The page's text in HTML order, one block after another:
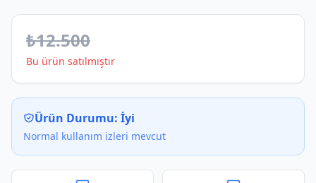
₺12.500
Bu ürün satılmıştır
Ürün Durumu: İyi
Normal kullanım izleri mevcut